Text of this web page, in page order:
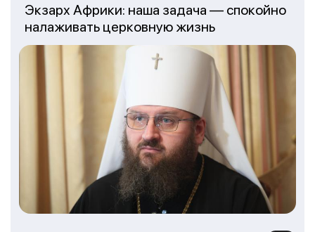
Экзарх Африки: наша задача — спокойно
налаживать церковную жизнь